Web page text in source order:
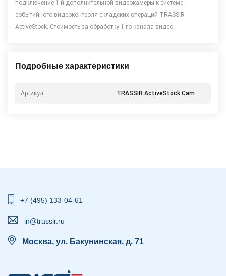
подключение 1-й дополнительной видеокамеры к системе
событийного видеоконтроля складских операций TRASSIR
ActiveStock. Стоимость за обработку 1-го канала видео.
Подробные характеристики
Артикул TRASSIR ActiveStock Cam
+7 (495) 133-04-61
in@trassir.ru
Москва, ул. Бакунинская, д. 71